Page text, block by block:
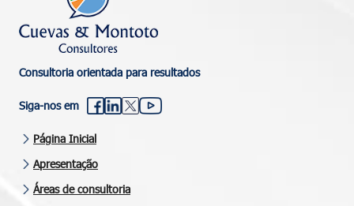
Consultoria orientada para resultados
Siga-nos em
Página Inicial
Apresentação
Áreas de consultoria